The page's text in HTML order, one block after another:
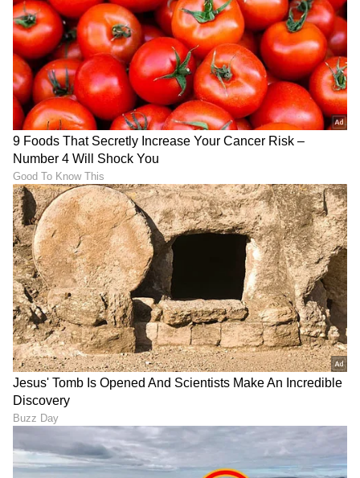
ABOUT THE AUTHOR
PD Pavna Das
ಮೂಲತಃ ಮಂಗಳೂರಿನವಳು. ಮಂಗಳೂರು ವಿಶ್ವವಿದ್ಯಾನಿಲಯದ
ಪತ್ರಿಕೋದ್ಯಮದ ಸ್ನಾತಕೋತ್ತರ ಪದವಿ . ಕಳೆದ 12 ವರ್ಷಗಳಿಂದ
ಪತ್ರಿಕೆ ಹಾಗೂ ಡಿಜಿಟಲ್ ಮಾಧ್ಯಮಗಳಲ್ಲಿ ಕೆಲಸ . ಸುದ್ದಿ ಬಿಡುಗಡೆ,
ಗಲ್ಫ್ ಕನ್ನಡಿಗ, ಈ ಟಿವಿ ಭಾರತ್, ಕನ್ನಡ ನ್ಯೂಸ್ ನೌ,
ವಿಜಯಕರ್ನಾಟಕದಲ್ಲಿ ಕೆಲಸ ಮಾಡಿದ ಅನುಭವ. ಈಗ ಏಷ್ಯಾನೆಟ್
ಸುವರ್ಣದಲ್ಲಿ ಫ್ರೀಲಾನ್ಸರ್ . ಮನೋರಂಜನೆ, ಲೈಫ್ ಸ್ಟೈಲ್, ಟ್ರಾವೆಲ್
ಆಹಾರ ಆಹಾರ ವ್ಲಾಗರ್ ಆರೋಗ್ಯ ಆರೋಗ್ಯಕರ ಆಹಾರಗಳು
ಆರೋಗ್ಯ, ಸೌಂದರ್ಯ, ಫಿಟ್‌ನೆಸ್,ಕಿಚನ್ ಟಿಪ್ಸ್‌,
ಸಂಬಂಧ,ಫ್ಯಾಷನ್,ರೆಸಿಪಿಅಪ್ಡೇಟ್‌ಗಳಿಗಾಗಿ
ಏಷ್ಯಾನೆಟ್ ಸುವರ್ಣ ನ್ಯೂಸ್‌ ಫಾಲೋ ಮಾಡಿ.
ಸಂಪೂರ್ಣ ಮಾಹಿತಿ ಒಂದೇ ಕ್ಲಿಕ್‌ನಲ್ಲಿ ಲಭ್ಯ. ಏಷ್ಯಾನೆಟ್
ಸುವರ್ಣ ನ್ಯೂಸ್ ಅಧಿಕೃತ ಆ್ಯಪ್ ಡೌನ್‌ಲೋಡ್ ಮಾಡಿ
ಹಾಗು ಎಲ್ಲಾ ಅಪ್‌ಡೇಟ್ ಗಳನ್ನು ಪಡೆಯಿರಿ.